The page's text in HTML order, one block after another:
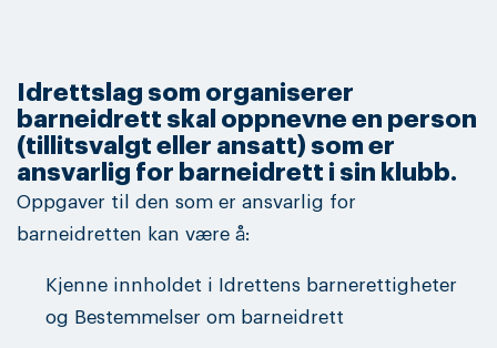
Idrettslag som organiserer
barneidrett skal oppnevne en person
(tillitsvalgt eller ansatt) som er
ansvarlig for barneidrett i sin klubb.
Oppgaver til den som er ansvarlig for
barneidretten kan være å:
Kjenne innholdet i Idrettens barnerettigheter
og Bestemmelser om barneidrett